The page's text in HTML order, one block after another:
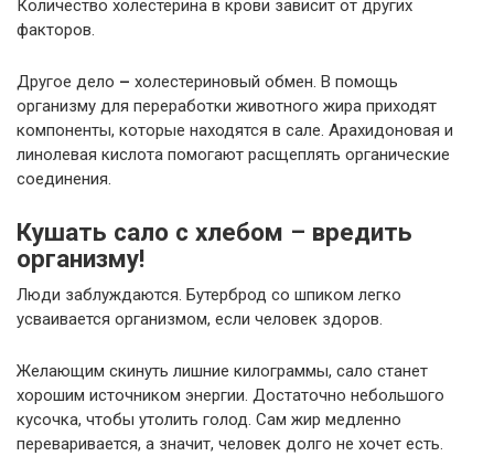
Количество холестерина в крови зависит от других
факторов.
Другое дело – холестериновый обмен. В помощь
организму для переработки животного жира приходят
компоненты, которые находятся в сале. Арахидоновая и
линолевая кислота помогают расщеплять органические
соединения.
Кушать сало с хлебом – вредить
организму!
Люди заблуждаются. Бутерброд со шпиком легко
усваивается организмом, если человек здоров.
Желающим скинуть лишние килограммы, сало станет
хорошим источником энергии. Достаточно небольшого
кусочка, чтобы утолить голод. Сам жир медленно
переваривается, а значит, человек долго не хочет есть.